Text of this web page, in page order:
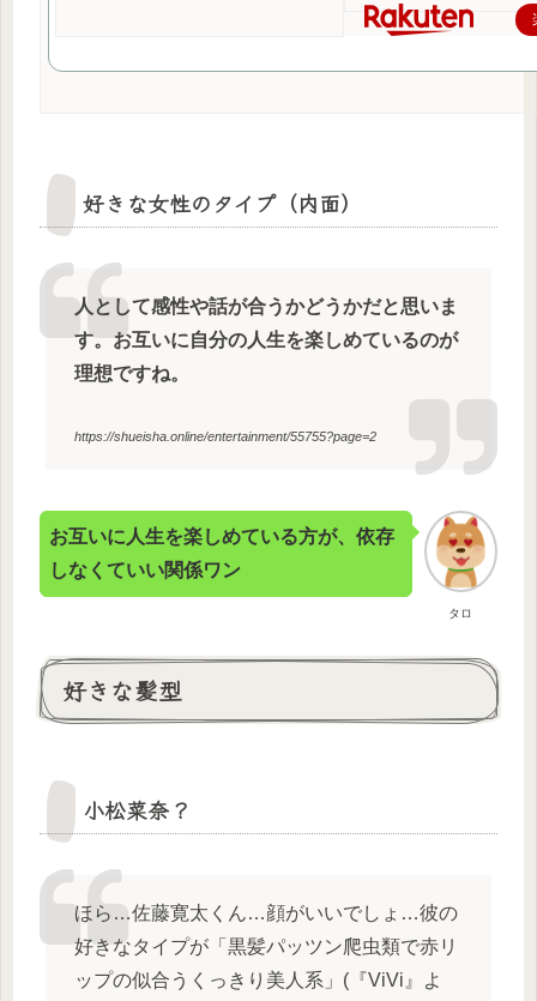
好きな女性のタイプ（内面）
人として感性や話が合うかどうかだと思いま
す。お互いに自分の人生を楽しめているのが
理想ですね。
https://shueisha.online/entertainment/55755?page=2
タロ
お互いに人生を楽しめている方が、依存
しなくていい関係ワン
好きな髪型
小松菜奈？
ほら…佐藤寛太くん…顔がいいでしょ…彼の
好きなタイプが「黒髪パッツン爬虫類で赤リ
ップの似合うくっきり美人系」(『ViVi』よ